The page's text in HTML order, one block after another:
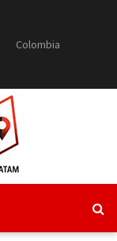
Colombia